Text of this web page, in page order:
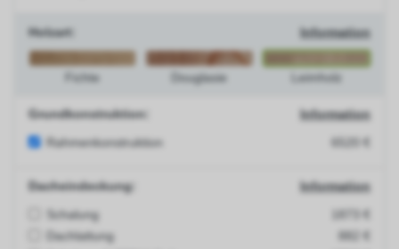
Holzart: Information
Fichte Douglasie Leimholz
Grundkonstruktion:
Information
Rahmenkonstruktion
Dacheindeckung:
Information
Schalung
Dachlattung
882 €